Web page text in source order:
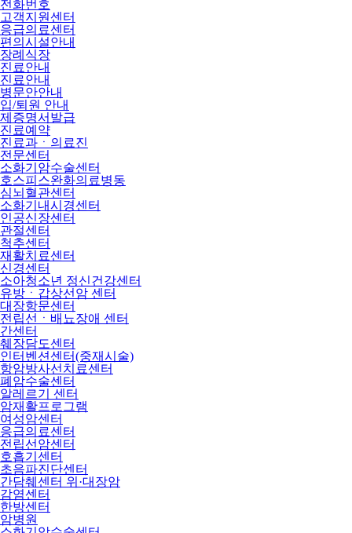
전화번호
고객지원센터
응급의료센터
편의시설안내
장례식장
진료안내
진료안내
병문안안내
입/퇴원 안내
제증명서발급
진료예약
진료과ㆍ의료진
전문센터
소화기암수술센터
호스피스완화의료병동
심뇌혈관센터
소화기내시경센터
인공신장센터
관절센터
척추센터
재활치료센터
신경센터
소아청소년 정신건강센터
유방ㆍ갑상선암 센터
대장항문센터
전립선ㆍ배뇨장애 센터
간센터
췌장담도센터
인터벤션센터(중재시술)
항암방사선치료센터
폐암수술센터
알레르기 센터
암재활프로그램
여성암센터
응급의료센터
전립선암센터
호흡기센터
초음파진단센터
간담췌센터 위·대장암
감염센터
한방센터
암병원